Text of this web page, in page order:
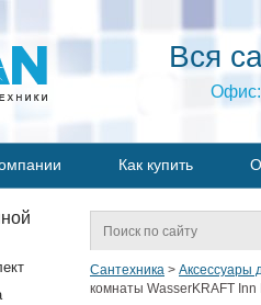
Вся
Офис:
Как купить
Сантехника > Аксессуары
комнаты WasserKRAFT Inn